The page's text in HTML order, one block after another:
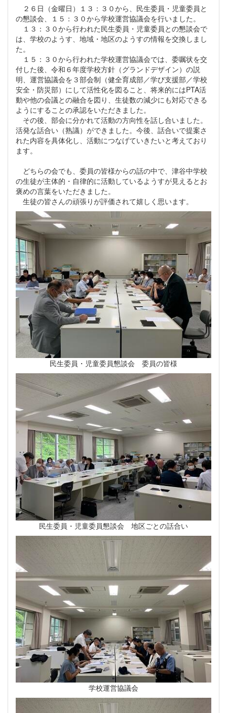
２６日（金曜日）１３：３０から、民生委員・児童委員と
の懇談会、１５：３０から学校運営協議会を行いました。
１３：３０から行われた民生委員・児童委員との懇談会で
は、学校のようす、地域・地区のようすの情報を交換しまし
た。
１５：３０から行われた学校運営協議会では、委嘱状を交
付した後、令和６年度学校方針（グランドデザイン）の説
明、運営協議会を３部会制（健全育成部／学び支援部／学校
安全・防災部）にして活性化を図ること、将来的にはPTA活
動や他の会議との融合を図り、生徒数の減少にも対応できる
ようにすることの承認をいただきました。
その後、部会に分かれて活動の方向性を話し合いました。
活発な話合い（熟議）ができました。今後、話合いで提案さ
れた内容を具体化し、活動につなげていきたいと考えており
ます。
どちらの会でも、委員の皆様からの話の中で、津谷中学校
の生徒が主体的・自律的に活動しているようすが見えるとお
褒めの言葉をいただきました。
生徒の皆さんの頑張りが評価されて嬉しく思います。
民生委員・児童委員懇談会 委員の皆様
民生委員・児童委員懇談会 地区ごとの話合い
学校運営協議会